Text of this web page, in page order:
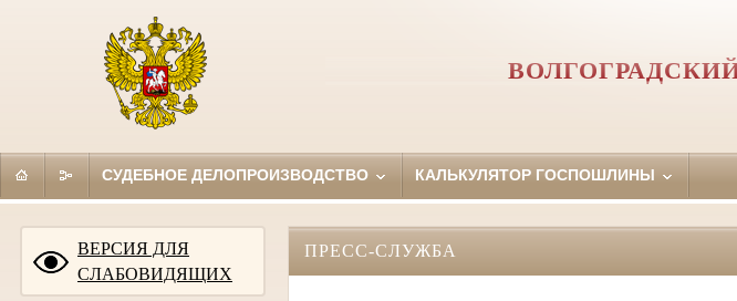
СУДЕБНОЕ ДЕЛОПРОИЗВОДСТВО КАЛЬКУЛЯТОР ГОСПОШЛИНЫ
ВЕРСИЯ ДЛЯ
СЛАБОВИДЯЩИХ
ПРЕСС-СЛУЖБА